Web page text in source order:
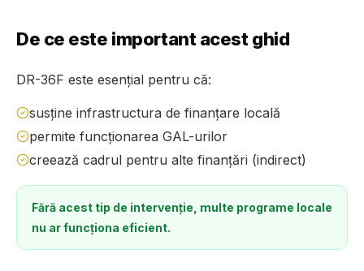
De ce este important acest ghid
DR-36F este esențial pentru că:
susține infrastructura de finanțare locală
permite funcționarea GAL-urilor
creează cadrul pentru alte finanțări (indirect)
Fără acest tip de intervenție, multe programe locale
nu ar funcționa eficient.